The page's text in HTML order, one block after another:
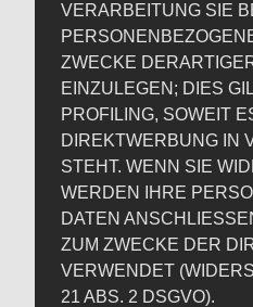
VERARBEITUNG SIE
ZWECKE
EINZULEGEN; DIES
PROFILING, SOWEIT
DIREKTWERBUNG IN
STEHT. WENN SIE
WERDEN IHRE
DATEN
ZUM ZWECKE DER
VERWENDET
21 ABS. 2 DSGVO).